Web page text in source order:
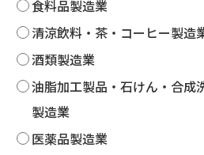
食料品製造業
清涼飲料・茶・コーヒー製造
酒類製造業
油脂加工製品・石けん・合成
製造業
医薬品製造業